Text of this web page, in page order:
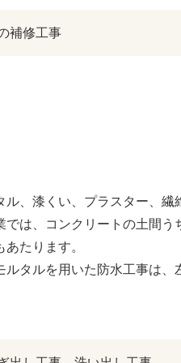
補修工事
ル、漆くい、プラスター、
では、コンクリートの土間う
あたります。
ルタルを用いた防水工事は